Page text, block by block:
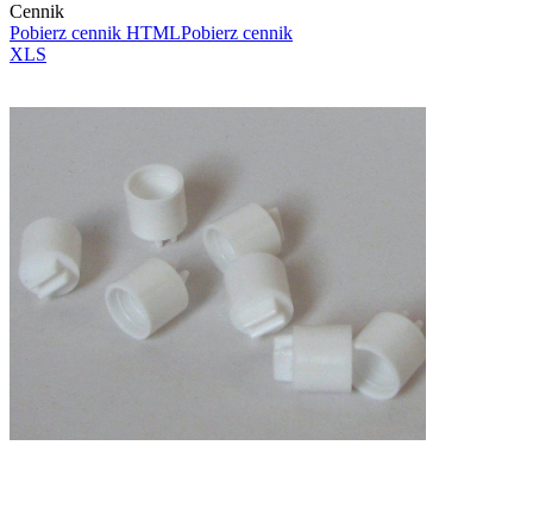
Cennik
Pobierz cennik HTMLPobierz cennik
XLS